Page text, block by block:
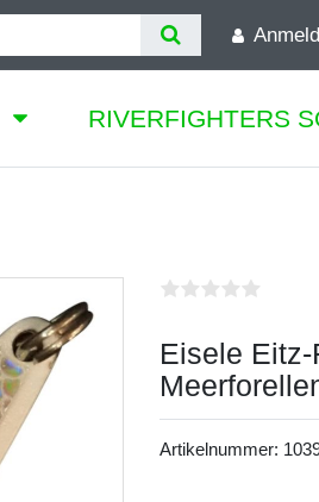
RIVERFIGHTERS
Eisele
Artikelnummer: